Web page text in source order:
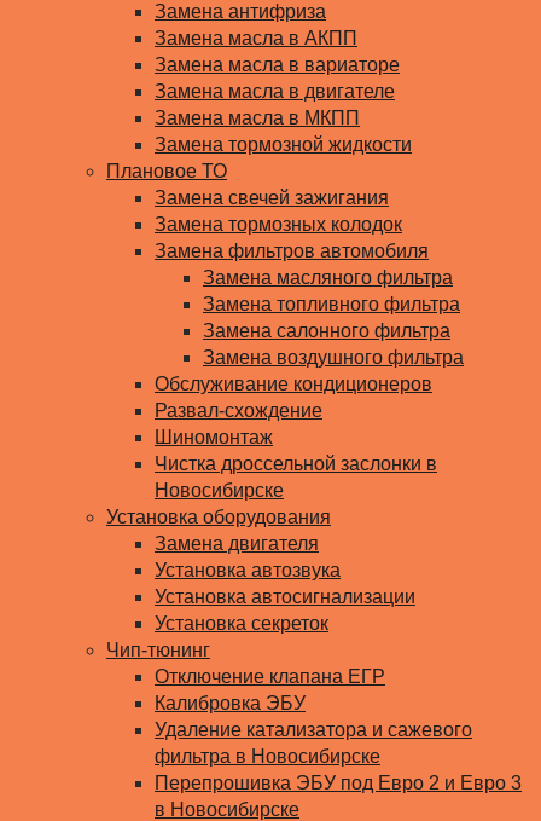
Замена антифриза
Замена масла в АКПП
Замена масла в вариаторе
Замена масла в двигателе
Замена масла в МКПП
Замена тормозной жидкости
Плановое ТО
Замена свечей зажигания
Замена тормозных колодок
Замена фильтров автомобиля
Замена масляного фильтра
Замена топливного фильтра
Замена салонного фильтра
Замена воздушного фильтра
Обслуживание кондиционеров
Развал-схождение
Шиномонтаж
Чистка дроссельной заслонки в
Новосибирске
Установка оборудования
Замена двигателя
Установка автозвука
Установка автосигнализации
Установка секреток
Чип-тюнинг
Отключение клапана ЕГР
Калибровка ЭБУ
Удаление катализатора и сажевого
фильтра в Новосибирске
Перепрошивка ЭБУ под Евро 2 и Евро 3
в Новосибирске